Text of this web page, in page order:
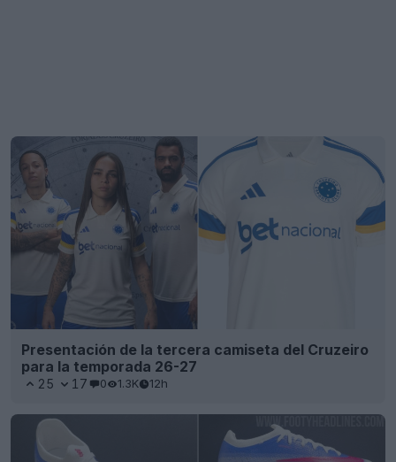
Presentación de la tercera camiseta del Cruzeiro
para la temporada 26-27
25 17 0 1.3K 12h